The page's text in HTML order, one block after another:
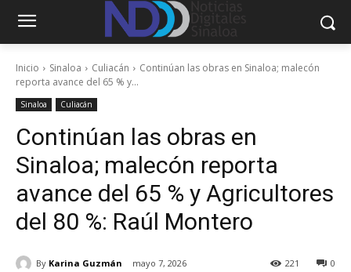
Inicio Sinaloa Culiacán
Continúan las obras en Sinaloa; malecón
reporta avance del 65 % y...
Sinaloa Culiacán
Continúan las obras en
Sinaloa; malecón reporta
avance del 65 % y Agricultores
del 80 %: Raúl Montero
By Karina Guzmán mayo 7, 2026 0
221